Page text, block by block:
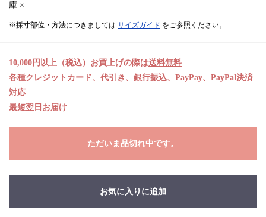
庫 ×
※採寸部位・方法につきましては サイズガイド をご参照ください。
10,000円以上（税込）お買上げの際は送料無料
各種クレジットカード、代引き、銀行振込、PayPay、PayPal決済
対応
最短翌日お届け
ただいま品切れ中です。
お気に入りに追加